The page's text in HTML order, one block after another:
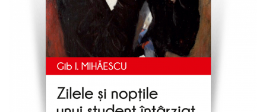
Literatura
Contemporana